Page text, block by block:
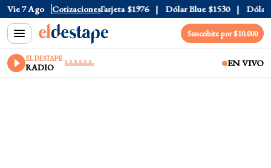
Vie 7 Ago Cotizaciones
$1520 Dólar Tarjeta $1976 Dólar Blue $1530 Dólar
Suscribite por $10.000
EL DESTAPE
RADIO EN VIVO